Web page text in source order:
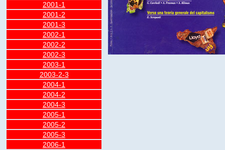
2001-1
2001-2
2001-3
2002-1
2002-2
2002-3
2003-1
2003-2-3
2004-1
2004-2
2004-3
2005-1
2005-2
2005-3
2006-1